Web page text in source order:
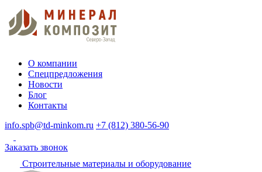
О компании
Спецпредложения
Новости
Блог
Контакты
info.spb@td-minkom.ru +7 (812) 380-56-90
Заказать звонок
Строительные материалы и оборудование